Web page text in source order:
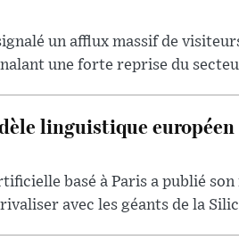
un afflux massif de
une forte reprise du
linguistique
basé à Paris a publié son
avec les géants de la